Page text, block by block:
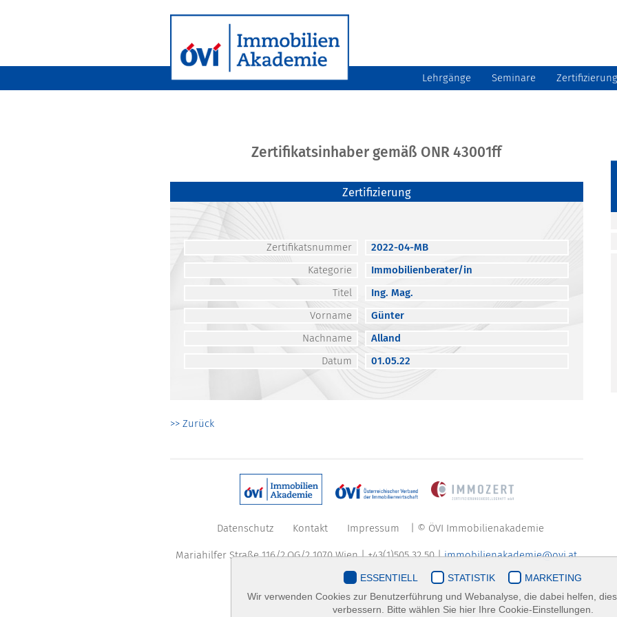
Lehrgänge Seminare Zertifizierung
Zertifikatsinhaber gemäß ONR 43001ff
Zertifizierung
Zertifikatsnummer
2022-04-MB
Kategorie
Immobilienberater/in
Titel
Ing. Mag.
Vorname
Günter
Nachname
Alland
Datum
01.05.22
>> Zurück
Datenschutz Kontakt Impressum | © ÖVI Immobilienakademie
Mariahilfer Straße 116/2.OG/2 1070 Wien | +43(1)505 32 50 |immobilienakademie@ovi.at
ESSENTIELL STATISTIK
MARKETING
Wir verwenden Cookies zur Benutzerführung und Webanalyse, die dabei helfen,
verbessern. Bitte wählen Sie hier Ihre Cookie-Einstellungen.